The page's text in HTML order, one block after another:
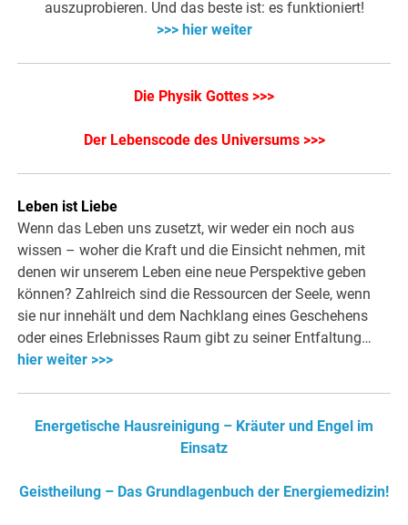
auszuprobieren. Und das beste ist: es funktioniert!
>>> hier weiter
Die Physik Gottes >>>
Der Lebenscode des Universums >>>
Leben ist Liebe
Wenn das Leben uns zusetzt, wir weder ein noch aus
wissen – woher die Kraft und die Einsicht nehmen, mit
denen wir unserem Leben eine neue Perspektive geben
können? Zahlreich sind die Ressourcen der Seele, wenn
sie nur innehält und dem Nachklang eines Geschehens
oder eines Erlebnisses Raum gibt zu seiner Entfaltung…
hier weiter >>>
Energetische Hausreinigung – Kräuter und Engel im
Einsatz
Geistheilung – Das Grundlagenbuch der Energiemedizin!